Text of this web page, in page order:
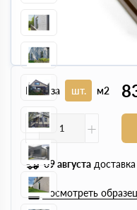
Цена за шт. м2
-
+
09 августа
Посмотреть